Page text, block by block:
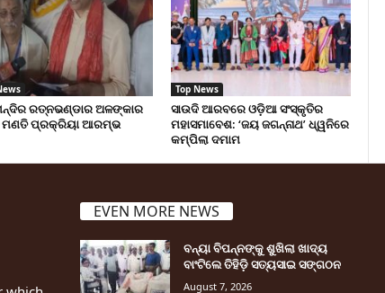
ରତ୍ନଭଣ୍ଡାର ଅଳଙ୍କାର
ପ୍ରକ୍ରିୟା ଆରମ୍ଭ
Top News
ସାଉଦି ଆରବରେ ଓଡ଼ିଆ ସଂସ୍କୃତିର
ମହାସମାବେଶ: ‘ଜୟ ଜଗନ୍ନାଥ’ ଧ୍ୱନିରେ
କମ୍ପିଲା ଦମାମ
EVEN MORE NEWS
ବନ୍ୟା ବିପନ୍ନଙ୍କୁ ଶୁଖିଲା ଖାଦ୍ୟ
ବାଂଟିଲେ ତିହିଡି଼ ସତ୍ୟସାଇ ସଙ୍ଗଠନ
August 7, 2026